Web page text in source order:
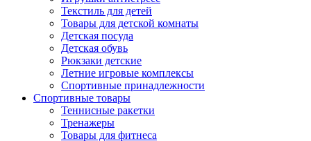
Текстиль для детей
Товары для детской комнаты
Детская посуда
Детская обувь
Рюкзаки детские
Летние игровые комплексы
Спортивные принадлежности
Спортивные товары
Теннисные ракетки
Тренажеры
Товары для фитнеса